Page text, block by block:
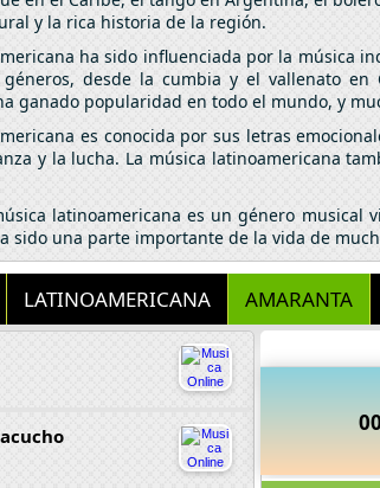
y la rica historia de la región.
ha sido influenciada por la música
desde la cumbia y el vallenato
ganado popularidad en todo el mundo, y
es conocida por sus letras
y la lucha. La música latinoamericana
latinoamericana es un género
sido una parte importante de la vida de
LATINOAMERICANA AMARANTA